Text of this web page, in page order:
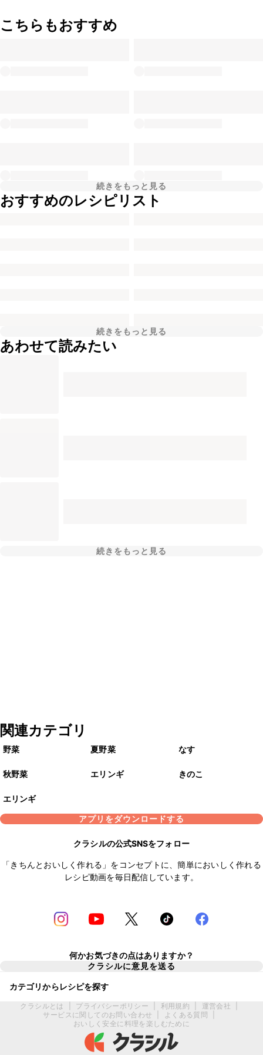
こちらもおすすめ
続きをもっと見る
おすすめのレシピリスト
続きをもっと見る
あわせて読みたい
続きをもっと見る
関連カテゴリ
野菜 夏野菜 なす
秋野菜 エリンギ きのこ
エリンギ
アプリをダウンロードする
クラシルの公式SNSをフォロー
「きちんとおいしく作れる」をコンセプトに、簡単においしく作れる
レシピ動画を毎日配信しています。
何かお気づきの点はありますか？
クラシルに意見を送る
カテゴリからレシピを探す
クラシルとは プライバシーポリシー 利用規約 運営会社
サービスに関してのお問い合わせ
よくある質問
おいしく安全に料理を楽しむために